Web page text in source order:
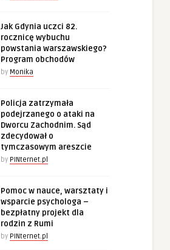
Jak Gdynia uczci 82.
rocznicę wybuchu
powstania warszawskiego?
Program obchodów
by Monika
Policja zatrzymała
podejrzanego o ataki na
Dworcu Zachodnim. Sąd
zdecydował o
tymczasowym areszcie
by PINternet.pl
Pomoc w nauce, warsztaty i
wsparcie psychologa –
bezpłatny projekt dla
rodzin z Rumi
by PINternet.pl